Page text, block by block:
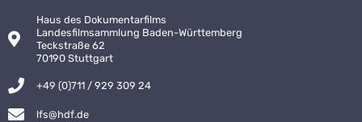
Haus des Dokumentarfilms
Landesfilmsammlung Baden-Württemberg
Teckstraße 62
70190 Stuttgart
+49 (0)711 / 929 309 24
lfs@hdf.de